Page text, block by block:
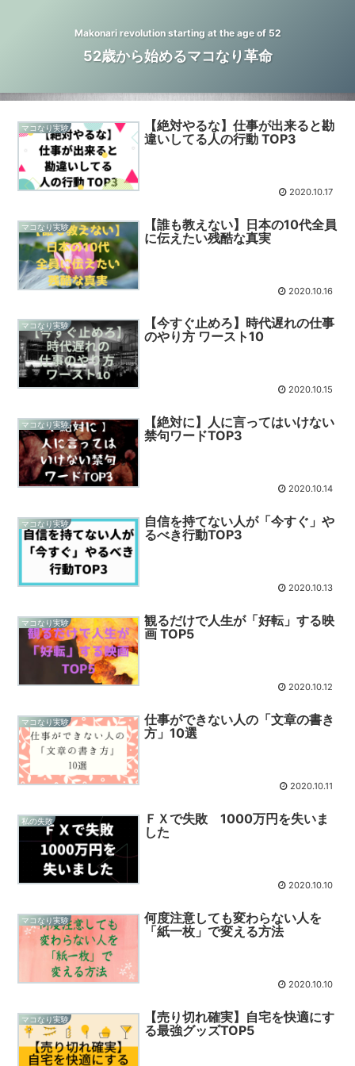
Makonari revolution starting at the age of 52
52歳から始めるマコなり革命
マコなり実験
【絶対やるな】仕事が出来ると勘
違いしてる人の行動 TOP3
2020.10.17
マコなり実験
【誰も教えない】日本の10代全員
に伝えたい残酷な真実
2020.10.16
マコなり実験
【今すぐ止めろ】時代遅れの仕事
のやり方 ワースト10
2020.10.15
マコなり実験
【絶対に】人に言ってはいけない
禁句ワードTOP3
2020.10.14
マコなり実験
自信を持てない人が「今すぐ」や
るべき行動TOP3
2020.10.13
マコなり実験
観るだけで人生が「好転」する映
画 TOP5
2020.10.12
マコなり実験
仕事ができない人の「文章の書き
方」10選
2020.10.11
私の失敗
ＦＸで失敗 1000万円を失いま
した
2020.10.10
マコなり実験
何度注意しても変わらない人を
「紙一枚」で変える方法
2020.10.10
マコなり実験
【売り切れ確実】自宅を快適にす
る最強グッズTOP5